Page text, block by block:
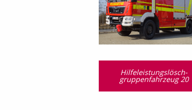
Hilfeleistungslösch­
gruppen­fahrzeug 20